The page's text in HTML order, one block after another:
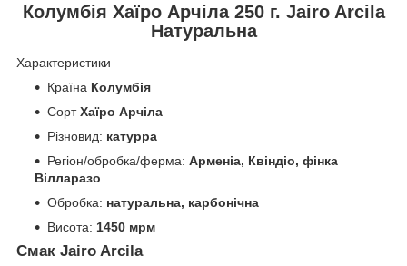
Колумбія Хаїро Арчіла 250 г. Jairo Arcila
Натуральна
Характеристики
Країна Колумбія
СортХаїро Арчіла
Різновид: катурра
Регіон/обробка/ферма: Арменіа, Квіндіо, фінка
Вілларазо
Обробка: натуральна, карбонічна
Висота: 1450 мрм
Смак Jairo Arcila